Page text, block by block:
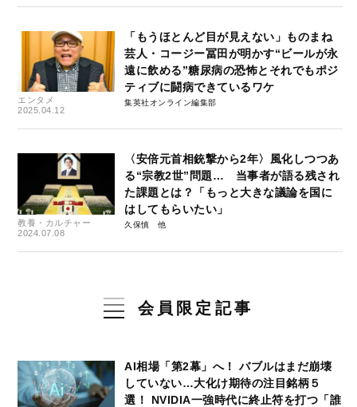
エンタメ
2025.04.12
「もうほとんど目が見えない」ものまね
芸人・コージー冨田が明かす“ビールが永
遠に飲める”糖尿病の恐怖とそれでもポジ
ティブに闘病できているワケ
集英社オンライン編集部
教養・カルチャー
2024.07.08
〈安倍元首相銃撃から2年〉風化しつつあ
る“宗教2世”問題… 当事者が語る残され
た課題とは？「もっと大きな議論を国に
はしてもらいたい」
久保慎
会員限定記事
AI相場「第2幕」へ！ バブルはまだ崩壊
していない…大化け期待の注目銘柄５
選！ NVIDIA一強時代に終止符を打つ「誰